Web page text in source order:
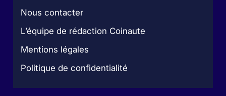
Nous contacter
L’équipe de rédaction Coinaute
Mentions légales
Politique de confidentialité